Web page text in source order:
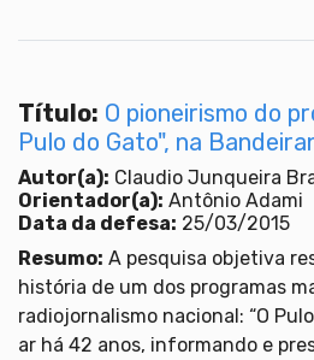
Título: O pioneirismo do
Pulo do Gato", na
Autor(a): Claudio Junqueira
Orientador(a): Antônio Adami
Data da defesa: 25/03/2015
Resumo: A pesquisa objetiva
história de um dos programas
radiojornalismo nacional: “O
ar há 42 anos, informando e